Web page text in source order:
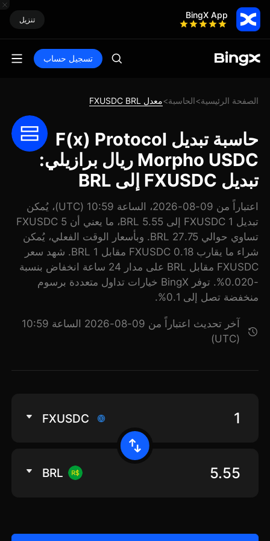
BingX App تنزيل
تسجيل حساب
الصفحة الرئيسية>الحاسبة>معدل FXUSDC BRL
حاسبة تبديل F(x) Protocol
Morpho USDC ريال برازيلي:
تبديل FXUSDC إلى BRL
اعتباراً من 09-08-2026، الساعة 10:59 (UTC)، يُمكن
تبديل 1 FXUSDC إلى 5.55 BRL، ما يعني أن 5 FXUSDC
تساوي حوالي 27.75 BRL. وبأسعار الوقت الفعلي، يُمكن
شراء ما يقارب 0.18 FXUSDC مقابل 1 BRL. شهد سعر
FXUSDC مقابل BRL على مدار 24 ساعة انخفاض بنسبة
-0.020%. توفر BingX خيارات تداول متعددة برسوم
منخفضة تصل إلى 0.1%.
آخر تحديث اعتباراً من 09-08-2026 الساعة 10:59
(UTC)
FXUSDC
BRL